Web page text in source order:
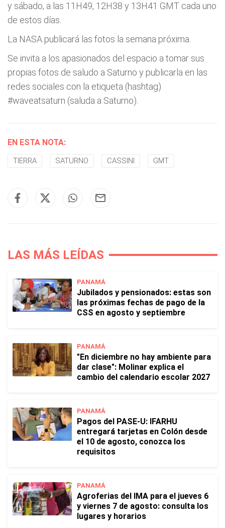
y sábado, a las 11H49, 12H38 y 13H41 GMT cada uno
de estos días.
La NASA publicará las fotos la semana próxima.
Se invita a los apasionados del espacio a tomar sus
propias fotos de saludo a Saturno y publicarla en las
redes sociales con la etiqueta (hashtag)
#waveatsaturn (saluda a Saturno).
EN ESTA NOTA:
TIERRA SATURNO CASSINI GMT
LAS MÁS LEÍDAS
PANAMÁ
Jubilados y pensionados: estas son
las próximas fechas de pago de la
CSS en agosto y septiembre
PANAMÁ
"En diciembre no hay ambiente para
dar clase": Molinar explica el
cambio del calendario escolar 2027
PANAMÁ
Pagos del PASE-U: IFARHU
entregará tarjetas en Colón desde
el 10 de agosto, conozca los
requisitos
PANAMÁ
Agroferias del IMA para el jueves 6
y viernes 7 de agosto: consulta los
lugares y horarios